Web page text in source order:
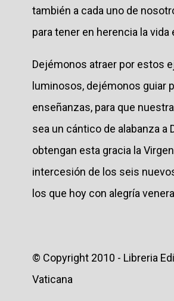
también a cada uno de
para tener en herencia la vida
Dejémonos atraer por estos
luminosos, dejémonos guiar
enseñanzas, para que
sea un cántico de alabanza a
obtengan esta gracia la
intercesión de los seis
los que hoy con alegría
© Copyright 2010 - Libreria
Vaticana